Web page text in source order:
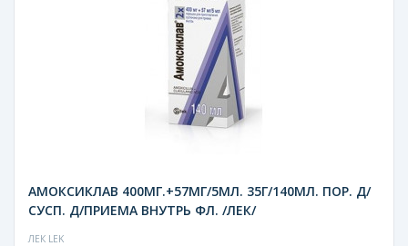
АМОКСИКЛАВ 400МГ.+57МГ/5МЛ. 35Г/140МЛ. ПОР. Д/
СУСП. Д/ПРИЕМА ВНУТРЬ ФЛ. /ЛЕК/
ЛЕК LEK